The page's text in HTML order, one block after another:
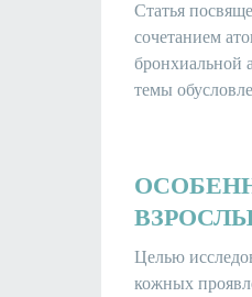
Статья
сочетанием
бронхиальной
темы
Целью
кожных